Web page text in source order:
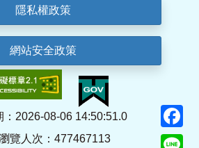
隱私權政策
網站安全政策
：2026-08-06 14:50:51.0
覽人次：477467113